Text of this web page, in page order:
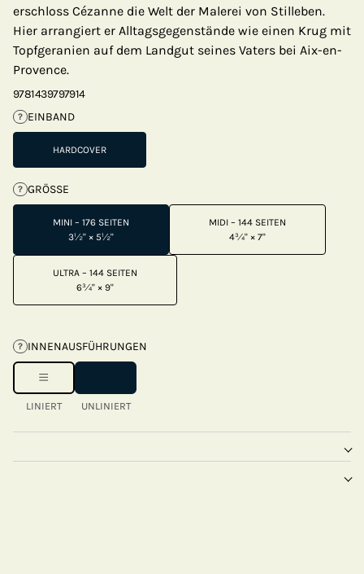
erschloss Cézanne die Welt der Malerei von Stilleben.
Hier arrangiert er Alltagsgegenstände wie einen Krug mit
Topfgeranien auf dem Landgut seines Vaters bei Aix-en-
Provence.
9781439797914
? EINBAND
HARDCOVER
? GRÖSSE
MINI – 176 SEITEN
3½" × 5½"
MIDI – 144 SEITEN
4¾" × 7"
ULTRA – 144 SEITEN
6¾" × 9"
? INNENAUSFÜHRUNGEN
LINIERT UNLINIERT